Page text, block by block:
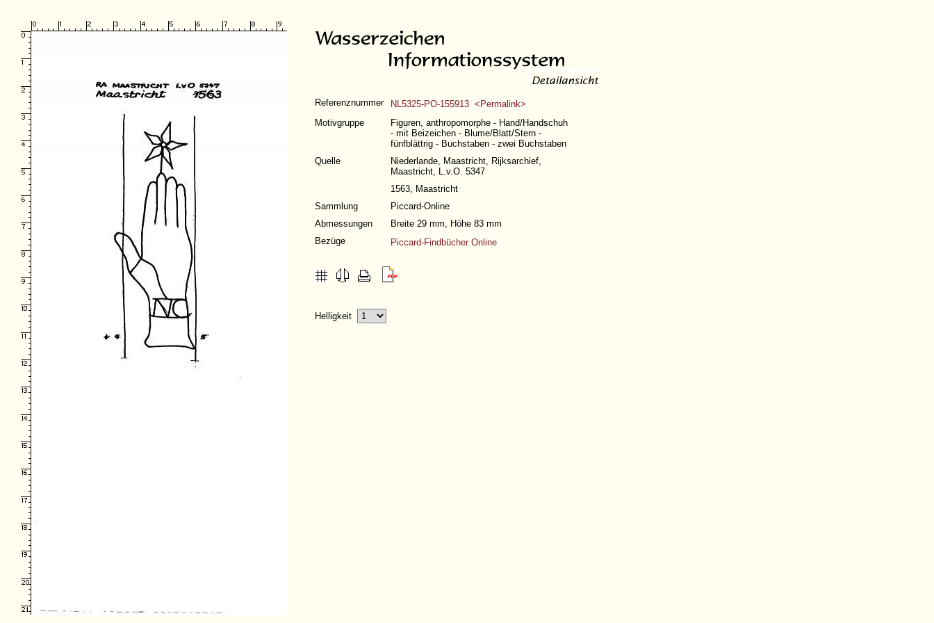
Referenznummer
NL5325-PO-155913 <Permalink>
Motivgruppe
Figuren, anthropomorphe - Hand/Handschuh
- mit Beizeichen - Blume/Blatt/Stern -
fünfblättrig - Buchstaben - zwei Buchstaben
Quelle
Niederlande, Maastricht, Rijksarchief,
Maastricht, L.v.O. 5347
1563, Maastricht
Sammlung
Piccard-Online
Abmessungen
Breite 29 mm, Höhe 83 mm
Bezüge
Piccard-Findbücher Online
Helligkeit